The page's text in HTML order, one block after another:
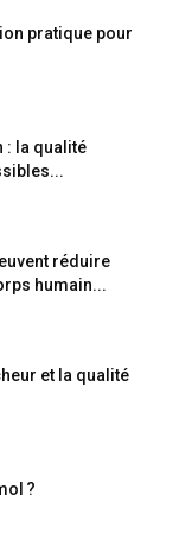
pratique pour
: la qualité
réduire
humain...
et la qualité
?